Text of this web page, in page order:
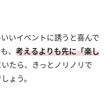
いイベントに誘うと喜んで
、 考えるよりも先に「楽し
たら、きっとノリノリで
ょう。